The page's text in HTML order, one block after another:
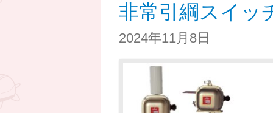
ん
非常引綱スイッ
2024年11月8日